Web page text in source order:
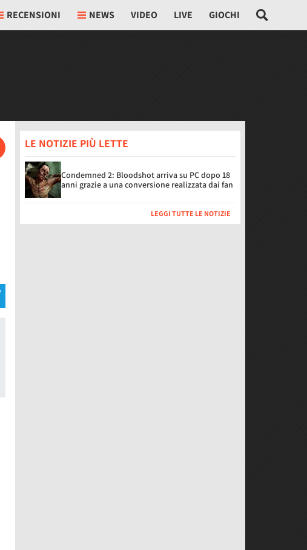
RECENSIONI NEWS VIDEO LIVE GIOCHI
LE NOTIZIE PIÙ LETTE
Condemned 2: Bloodshot arriva su PC dopo 18
anni grazie a una conversione realizzata dai fan
LEGGI TUTTE LE NOTIZIE